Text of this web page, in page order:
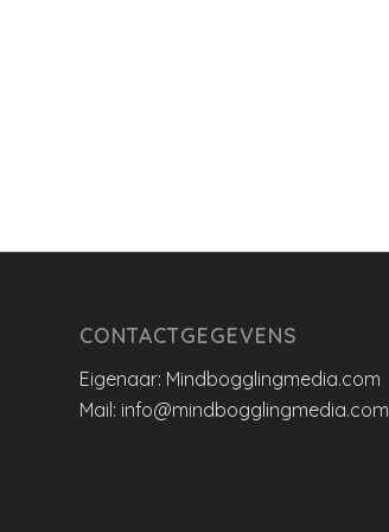
CONTACTGEGEVENS
Eigenaar: Mindbogglingmedia.com
Mail: info@mindbogglingmedia.com